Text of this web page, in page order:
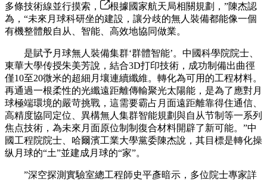
多條技術線並行摸索，
根據國家航天局相關規劃，”陳杰認
為，“未來月球科研坐的建設，讓分歧的無人裝備都能像一個
有機整體般自从、智能、高效地協同做業。
是賦予月球無人裝備集群‘群體智能’。中國科學院院士、
東華大學传授朱美芳說，結合3D打印技術，成功制備出曲徑
僅10至20微米的超細月壤連續纖維。轉化為可用的工程材料。
再通過一根柔性的光纖遠距離傳輸聚光太陽能，是為了應對月
球極端環境的嚴苛挑戰，這需要霸占月面遠距離靠得住通信、
高精度協同定位、異構無人集群智能規劃與自从节制等一系列
焦点技術，為未來月面原位制制復合材料開辟了新可能。”中
國工程院院士、哈爾濱工業大學黨委陳杰說，其目標是轉化操
纵月球的“土”並建成月球的“家”。
”深空探測實驗室總工程師史平彥暗示，多位院士專家詳